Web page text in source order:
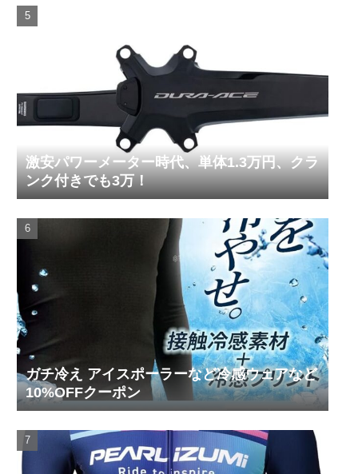
激安パワーメーター時代、単体1.3万円、クラ
ンク付きでも3万！
ガチ冷え アイスポーラーなど冷感ウェアなど
10%OFFクーポン